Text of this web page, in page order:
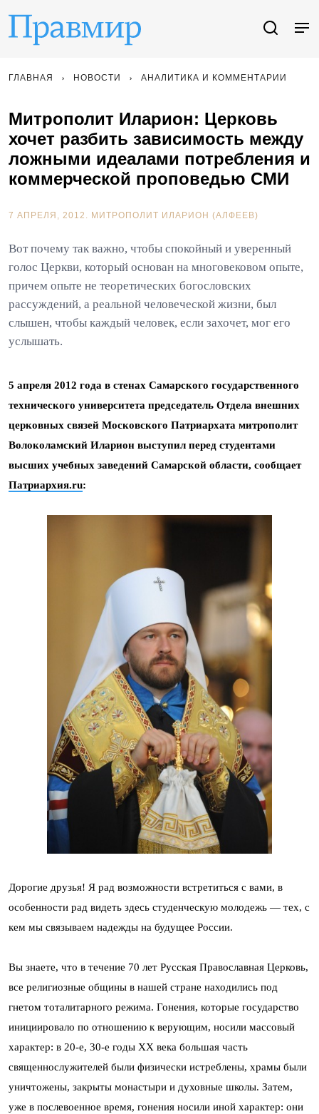
ГЛАВНАЯ НОВОСТИ АНАЛИТИКА И КОММЕНТАРИИ
Митрополит Иларион: Церковь
хочет разбить зависимость между
ложными идеалами потребления и
коммерческой проповедью СМИ
7 АПРЕЛЯ, 2012. МИТРОПОЛИТ ИЛАРИОН (АЛФЕЕВ)
Вот почему так важно, чтобы спокойный и уверенный
голос Церкви, который основан на многовековом опыте,
причем опыте не теоретических богословских
рассуждений, а реальной человеческой жизни, был
слышен, чтобы каждый человек, если захочет, мог его
услышать.
5 апреля 2012 года в стенах Самарского государственного
технического университета председатель Отдела внешних
церковных связей Московского Патриархата митрополит
Волоколамский Иларион выступил перед студентами
высших учебных заведений Самарской области, сообщает
Патриархия.ru:
Дорогие друзья! Я рад возможности встретиться с вами, в
особенности рад видеть здесь студенческую молодежь — тех, с
кем мы связываем надежды на будущее России.
Вы знаете, что в течение 70 лет Русская Православная Церковь,
все религиозные общины в нашей стране находились под
гнетом тоталитарного режима. Гонения, которые государство
инициировало по отношению к верующим, носили массовый
характер: в 20-е, 30-е годы XX века большая часть
священнослужителей были физически истреблены, храмы были
уничтожены, закрыты монастыри и духовные школы. Затем,
уже в послевоенное время, гонения носили иной характер: они